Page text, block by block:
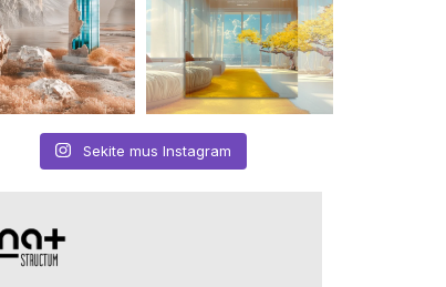
Sekite mus Instagram